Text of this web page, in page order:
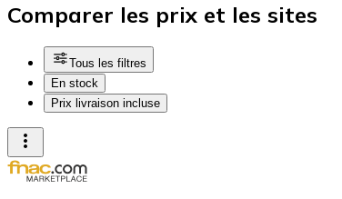
Comparer les prix et les sites
Tous les filtres
En stock
Prix livraison incluse